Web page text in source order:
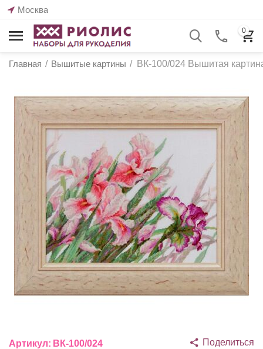
Москва
0
Главная / Вышитые картины / ВК-100/024 Вышитая
Артикул: ВК-100/024 Поделиться